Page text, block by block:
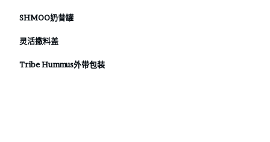
SHMOO奶昔罐
灵活撒料盖
Tribe Hummus外带包装